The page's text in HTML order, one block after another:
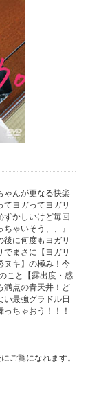
ゃんが更なる快楽
ヨガってヨガリ
ずかしいけど毎回
ゃいそう、、』
後に何度もヨガリ
まさに【ヨガリ
ヌキ】の極み！今
こと【露出度・感
満点の青天井！ど
い最強グラドル日
ちゃおう！！！
ご覧になれます。